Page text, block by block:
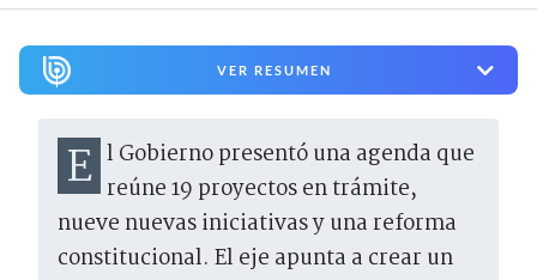
VER RESUMEN
El Gobierno presentó una agenda que reúne 19 proyectos en trámite,
nueve nuevas iniciativas y una reforma
constitucional. El eje apunta a crear un